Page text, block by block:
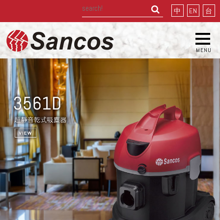
中 EN 台